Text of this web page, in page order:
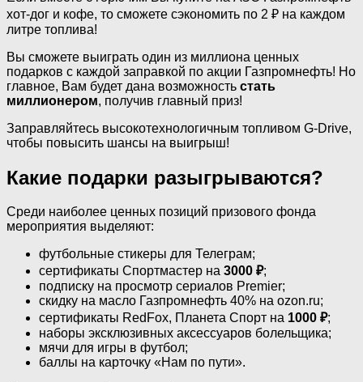
хот-дог и кофе, то сможете сэкономить по 2 ₽ на каждом
литре топлива!
Вы сможете выиграть один из миллиона ценных
подарков с каждой заправкой по акции Газпромнефть! Но
главное, Вам будет дана возможность стать
миллионером, получив главный приз!
Заправляйтесь высокотехнологичным топливом G-Drive,
чтобы повысить шансы на выигрыш!
Какие подарки разыгрываются?
Среди наиболее ценных позиций призового фонда
мероприятия выделяют:
футбольные стикеры для Телеграм;
сертификаты Спортмастер на 3000 ₽;
подписку на просмотр сериалов Premier;
скидку на масло Газпромнефть 40% на ozon.ru;
сертификаты RedFox, Планета Спорт на 1000 ₽;
наборы эксклюзивных аксессуаров болельщика;
мячи для игры в футбол;
баллы на карточку «Нам по пути».